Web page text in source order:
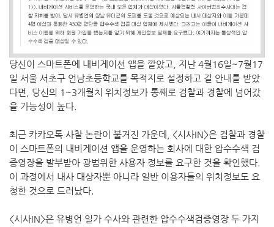
당신이 스마트폰에 내비게이션 앱을 깔았고, 지난 4월16일~7월17
일 서울 서초구 언남초등학교를 목적지로 설정하고 길 안내를 받았
다면, 당신의 1~3개월치 위치정보가 통째로 검찰과 경찰에 넘어갔
을 가능성이 높다.
최근 카카오톡 사찰 논란이 불거진 가운데, <시사IN>은 검찰과 경찰
이 스마트폰의 내비게이션 앱을 운영하는 회사에 대한 압수수색 검
증영장을 발부받아 광범위한 사용자 정보를 요구한 것을 확인했다.
이 과정에서 내사 대상자뿐 아니라 일반 이용자들의 위치정보도 요
청한 것으로 드러났다.
<시사IN>은 유병언 일가 수사와 관련한 압수수색검증영장 두 가지